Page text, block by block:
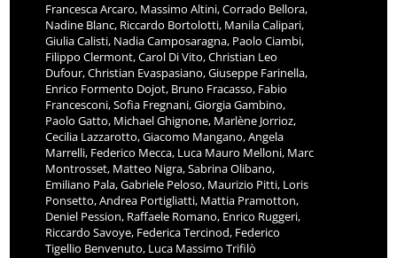
Francesca Arcaro, Massimo Altini, Corrado Bellora,
Nadine Blanc, Riccardo Bortolotti, Manila Calipari,
Giulia Calisti, Nadia Camposaragna, Paolo Ciambi,
Filippo Clermont, Carol Di Vito, Christian Leo
Dufour, Christian Evaspasiano, Giuseppe Farinella,
Enrico Formento Dojot, Bruno Fracasso, Fabio
Francesconi, Sofia Fregnani, Giorgia Gambino,
Paolo Gatto, Michael Ghignone, Marlène Jorrioz,
Cecilia Lazzarotto, Giacomo Mangano, Angela
Marrelli, Federico Mecca, Luca Mauro Melloni, Marc
Montrosset, Matteo Nigra, Sabrina Olibano,
Emiliano Pala, Gabriele Peloso, Maurizio Pitti, Loris
Ponsetto, Andrea Portigliatti, Mattia Pramotton,
Deniel Pession, Raffaele Romano, Enrico Ruggeri,
Riccardo Savoye, Federica Tercinod, Federico
Tigellio Benvenuto, Luca Massimo Trifilò